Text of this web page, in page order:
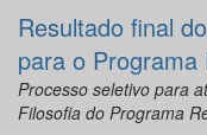
Resultado final
para o Programa
Processo seletivo para
Filosofia do Programa